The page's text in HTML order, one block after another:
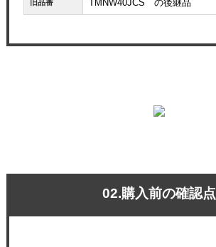
旧品番 TMNW40JCS の後継品
02.購入前の確認点